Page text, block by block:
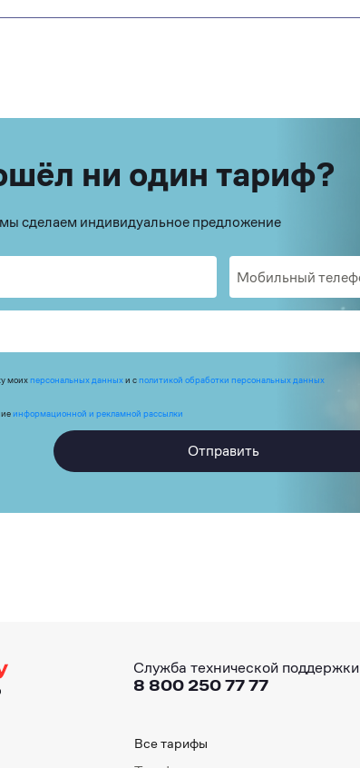
ни один тариф?
мы сделаем индивидуальное предложение
моихперсональных данныхи сполитикой обработки персональных данных
информационной и рекламной рассылки
Отправить
Служба технической поддержки
8 800 250 77 77
Все тарифы